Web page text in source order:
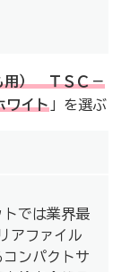
用） ＴＳＣ－
イト 」を選ぶ
では業界最
アファイル
ンパクトサ